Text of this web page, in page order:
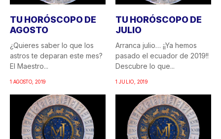
TU HORÓSCOPO DE
AGOSTO
¿Quieres saber lo que los
astros te deparan este mes?
El Maestro...
1 AGOSTO, 2019
TU HORÓSCOPO DE
JULIO
Arranca julio… ¡¡Ya hemos
pasado el ecuador de 2019!!
Descubre lo que...
1 JULIO, 2019